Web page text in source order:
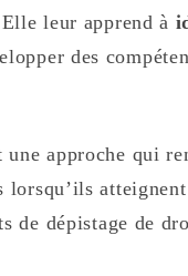
leur apprend à
des
une approche qui
lorsqu’ils
de dépistage de